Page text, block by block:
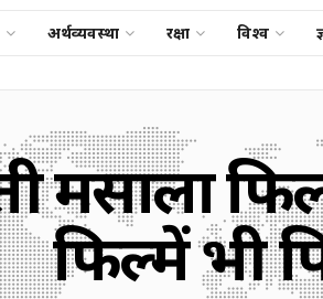
अर्थव्यवस्था रक्षा विश्व
मसाला
फिल्में भी